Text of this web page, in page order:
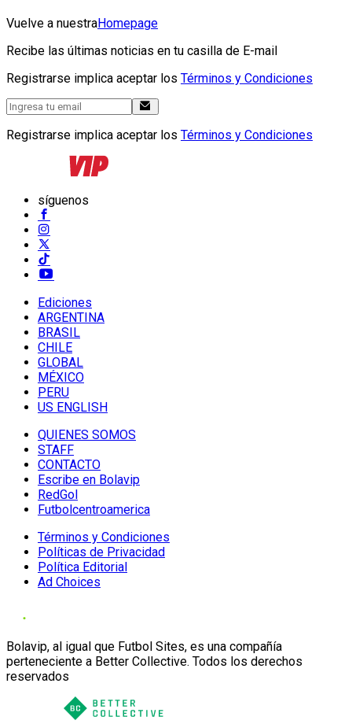
Vuelve a nuestraHomepage
Recibe las últimas noticias en tu casilla de E-mail
Registrarse implica aceptar los Términos y Condiciones
Registrarse implica aceptar los Términos y Condiciones
síguenos
Ediciones
ARGENTINA
BRASIL
CHILE
GLOBAL
MÉXICO
PERU
US ENGLISH
QUIENES SOMOS
STAFF
CONTACTO
Escribe en Bolavip
RedGol
Futbolcentroamerica
Términos y Condiciones
Políticas de Privacidad
Política Editorial
Ad Choices
Bolavip, al igual que Futbol Sites, es una compañía
perteneciente a Better Collective. Todos los derechos
reservados